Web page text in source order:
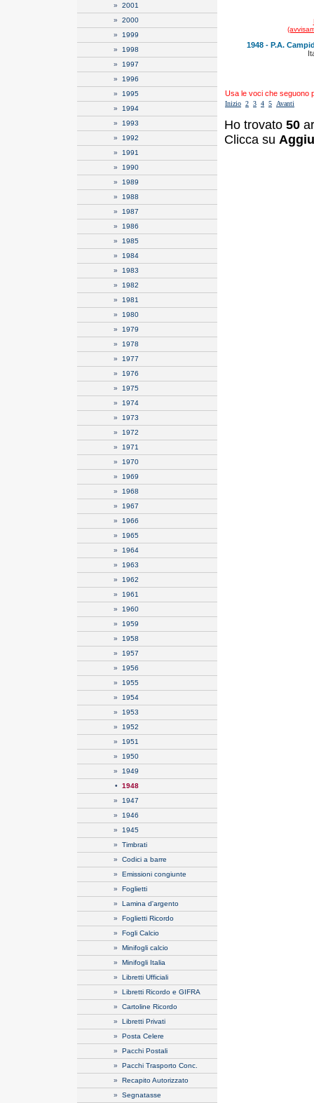
» 2001
» 2000
» 1999
» 1998
» 1997
» 1996
» 1995
» 1994
» 1993
» 1992
» 1991
» 1990
» 1989
» 1988
» 1987
» 1986
» 1985
» 1984
» 1983
» 1982
» 1981
» 1980
» 1979
» 1978
» 1977
» 1976
» 1975
» 1974
» 1973
» 1972
» 1971
» 1970
» 1969
» 1968
» 1967
» 1966
» 1965
» 1964
» 1963
» 1962
» 1961
» 1960
» 1959
» 1958
» 1957
» 1956
» 1955
» 1954
» 1953
» 1952
» 1951
» 1950
» 1949
• 1948
» 1947
» 1946
» 1945
» Timbrati
» Codici a barre
» Emissioni congiunte
» Foglietti
» Lamina d'argento
» Foglietti Ricordo
» Fogli Calcio
» Minifogli calcio
» Minifogli Italia
» Libretti Ufficiali
» Libretti Ricordo e GIFRA
» Cartoline Ricordo
» Libretti Privati
» Posta Celere
» Pacchi Postali
» Pacchi Trasporto Conc.
» Recapito Autorizzato
» Segnatasse
1948 - P.A.
Usa le voci che seguono
Inizio 2 3 4 5 Avanti
Ho trovato 50
Clicca su